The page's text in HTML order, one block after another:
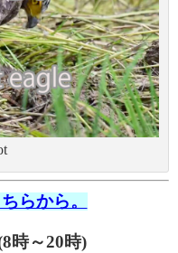
らから。
時～20時)